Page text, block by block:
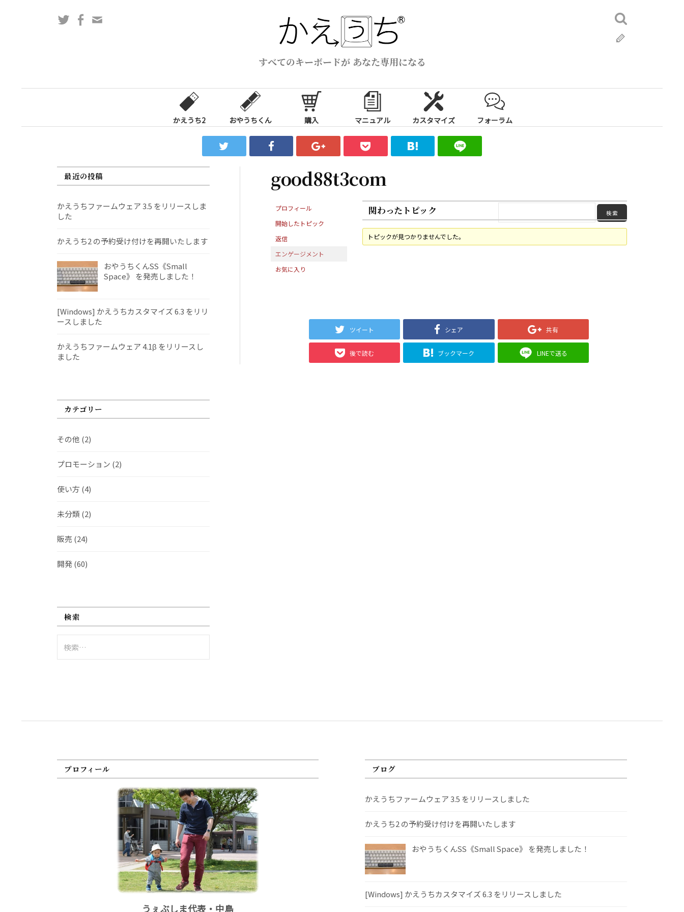
ス
すべてのキーボードが あなた専用になる
TwitterFacebook
検
索:
かえうち2 おやうちくん 購入 マニュアル カスタマイズ フォーラム
good88t3com
プロフィール
開始したトピック
返信
エンゲージメント
お気に入り
関わったトピック
トピックが見つかりませんでした。
ツイート シェア 共有
後で読む ブックマーク LINEで送る
最近の投稿
かえうちファームウェア 3.5 をリリースしま
した
かえうち2 の予約受け付けを再開いたします
おやうちくんSS《Small
Space》 を発売しました！
[Windows] かえうちカスタマイズ 6.3 をリリ
ースしました
かえうちファームウェア 4.1β をリリースし
ました
カテゴリー
その他 (2)
プロモーション (2)
使い方 (4)
未分類 (2)
販売 (24)
開発(60)
検索
索:
プロフィール
うぇぶしま代表・中島
ブログ
かえうちファームウェア 3.5 をリリースしました
かえうち2 の予約受け付けを再開いたします
おやうちくんSS《Small Space》 を発売しました！
[Windows] かえうちカスタマイズ 6.3 をリリースしました